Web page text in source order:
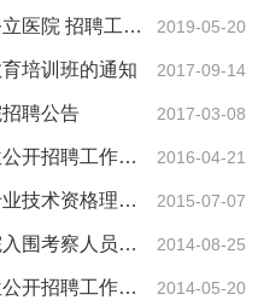
2019年度安徽省霍邱县县级公立医院 招聘工作人员公告 2019-05-20
培训班的通知 2017-09-14
聘公告 2017-03-08
2016年度霍邱县部分事业单位公开招聘工作人员公告 2016-04-21
关于2015年度卫生系列高级专业技术资格理论考试网上报名的通知 2015-07-07
2014年事业单位招聘霍邱一院入围考察人员提供证件材料 2014-08-25
2014年度霍邱县部分事业单位公开招聘工作人员公告 2014-05-20